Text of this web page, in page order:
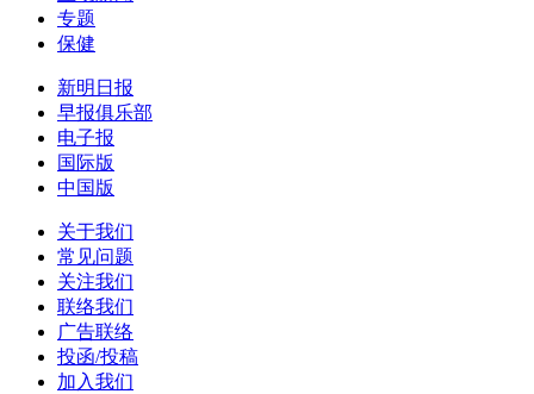
专题
保健
新明日报
早报俱乐部
电子报
国际版
中国版
关于我们
常见问题
关注我们
联络我们
广告联络
投函/投稿
加入我们